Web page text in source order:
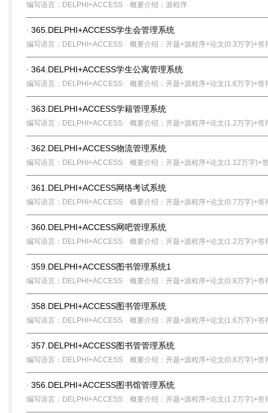
编写语言：DELPHI+ACCESS 概要介绍：源程序
· 365.DELPHI+ACCESS学生会管理系统
编写语言：DELPHI+ACCESS 概要介绍：开题+源程序+论文(0.3万字)+答
· 364.DELPHI+ACCESS学生公寓管理系统
编写语言：DELPHI+ACCESS 概要介绍：开题+源程序+论文(1.6万字)+答
· 363.DELPHI+ACCESS学籍管理系统
编写语言：DELPHI+ACCESS 概要介绍：开题+源程序+论文(1.2万字)+答
· 362.DELPHI+ACCESS物流管理系统
编写语言：DELPHI+ACCESS 概要介绍：开题+源程序+论文(1.12万字)+
· 361.DELPHI+ACCESS网络考试系统
编写语言：DELPHI+ACCESS 概要介绍：开题+源程序+论文(0.7万字)+答
· 360.DELPHI+ACCESS网吧管理系统
编写语言：DELPHI+ACCESS 概要介绍：开题+源程序+论文(1.2万字)+答
· 359.DELPHI+ACCESS图书管理系统1
编写语言：DELPHI+ACCESS 概要介绍：开题+源程序+论文(0.8万字)+答
· 358.DELPHI+ACCESS图书管理系统
编写语言：DELPHI+ACCESS 概要介绍：开题+源程序+论文(1.6万字)+答
· 357.DELPHI+ACCESS图书管管理系统
编写语言：DELPHI+ACCESS 概要介绍：开题+源程序+论文(0.8万字)+答
· 356.DELPHI+ACCESS图书馆管理系统
编写语言：DELPHI+ACCESS 概要介绍：开题+源程序+论文(1.2万字)+答